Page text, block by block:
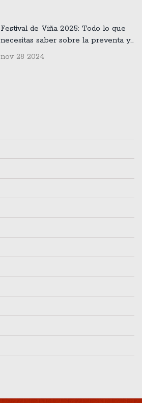
Festival de Viña 2025: Todo lo que
necesitas saber sobre la preventa y
precios de entradas
nov 28 2024